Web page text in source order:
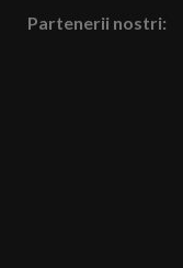
Partenerii nostri: